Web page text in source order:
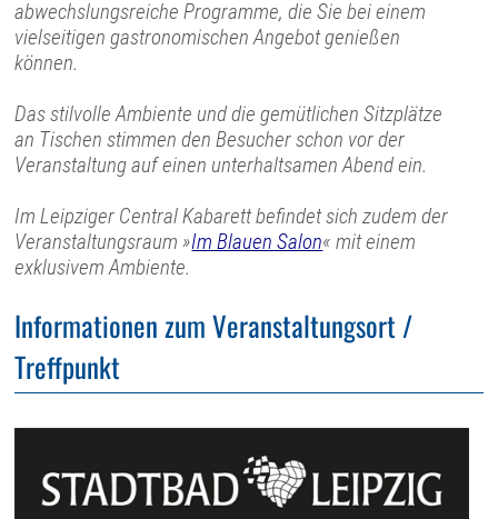
abwechslungsreiche Programme, die Sie bei einem
vielseitigen gastronomischen Angebot genießen
können.
Das stilvolle Ambiente und die gemütlichen Sitzplätze
an Tischen stimmen den Besucher schon vor der
Veranstaltung auf einen unterhaltsamen Abend ein.
Im Leipziger Central Kabarett befindet sich zudem der
Veranstaltungsraum »Im Blauen Salon« mit einem
exklusivem Ambiente.
Informationen zum Veranstaltungsort /
Treffpunkt